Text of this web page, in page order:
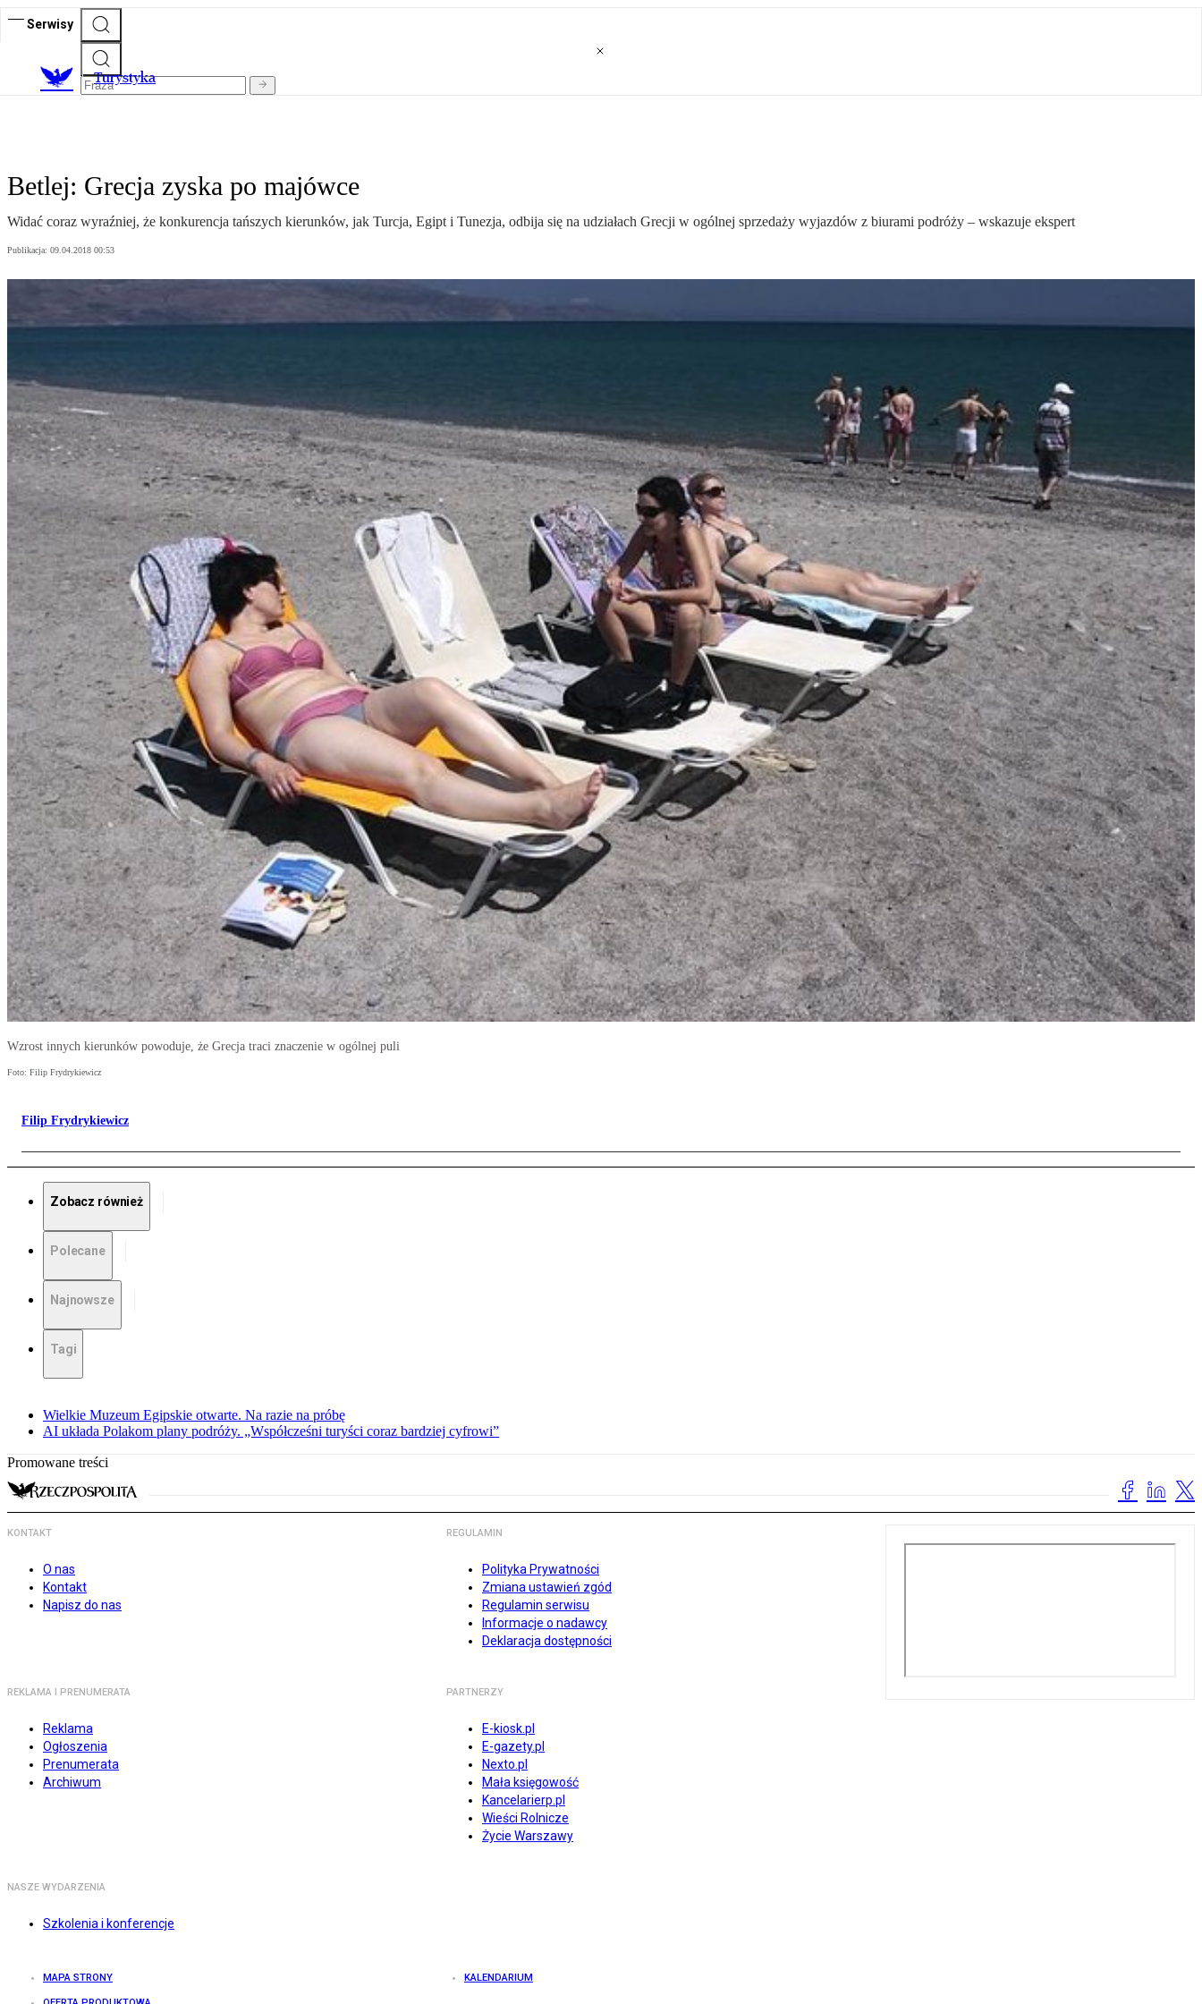
Serwisy
Turystyka
Betlej: Grecja zyska po majówce
Widać coraz wyraźniej, że konkurencja tańszych kierunków, jak Turcja, Egipt i Tunezja, odbija się na udziałach Grecji w ogólnej sprzedaży wyjazdów z biurami podróży – wskazuje ekspert
Publikacja: 09.04.2018 00:53
Wzrost innych kierunków powoduje, że Grecja traci znaczenie w ogólnej puli
Foto: Filip Frydrykiewicz
Filip Frydrykiewicz
Zobacz również
Polecane
Najnowsze
Tagi
Wielkie Muzeum Egipskie otwarte. Na razie na próbę
AI układa Polakom plany podróży. „Współcześni turyści coraz bardziej cyfrowi”
Promowane treści
KONTAKT
O nas
Kontakt
Napisz do nas
REGULAMIN
Polityka Prywatności
Zmiana ustawień zgód
Regulamin serwisu
Informacje o nadawcy
Deklaracja dostępności
REKLAMA I PRENUMERATA
Reklama
Ogłoszenia
Prenumerata
Archiwum
PARTNERZY
E-kiosk.pl
E-gazety.pl
Nexto.pl
Mała księgowość
Kancelarierp.pl
Wieści Rolnicze
Życie Warszawy
NASZE WYDARZENIA
Szkolenia i konferencje
MAPA STRONY KALENDARIUM